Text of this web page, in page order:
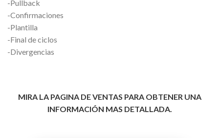
-Pullback
-Confirmaciones
-Plantilla
-Final de ciclos
-Divergencias
MIRA LA PAGINA DE VENTAS PARA OBTENER UNA
INFORMACIÓN MAS DETALLADA.